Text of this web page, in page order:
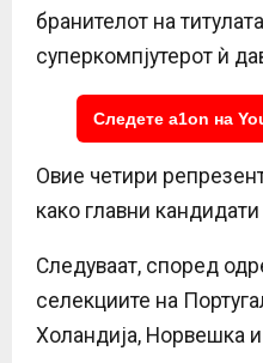
бранителот на
суперкомпјутерот ѝ
Следете a1on на
Овие четири
како главни
Следуваат, според
селекциите на
Холандија, Норвешка и